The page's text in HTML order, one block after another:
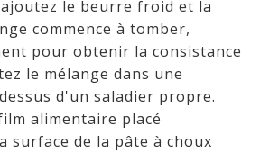
le beurre froid et la
commence à tomber,
pour obtenir la consistance
le mélange dans une
d'un saladier propre.
alimentaire placé
surface de la pâte à choux